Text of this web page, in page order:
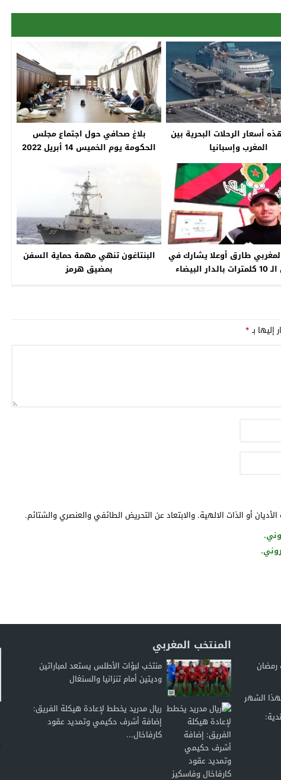
أسعار الرحلات البحرية بين
المغرب وإسبانيا
بلاغ صحافي حول اجتماع مجلس
الحكومة يوم الخميس 14 أبريل 2022
طارق أوعلا يشارك في
البيضاء
البنتاغون تنهي مهمة حماية السفن
بمضيق هرمز
إليها بـ*
أو الذات الالهية. والابتعاد عن التحريض الطائفي والعنصري والشتائم.
رمضان
الشهر
المنتخب المغربي
منتخب لبؤات الأطلس يستعد لمباراتين
وديتين أمام تنزانيا والسنغال
ريال مدريد يخطط لإعادة هيكلة الفريق:
إضافة أشرف حكيمي وتمديد عقود
كارفاخال...